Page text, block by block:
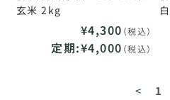
玄米 2kg
¥4,300 （税込）
定期:¥4,000 （税込）
< 1